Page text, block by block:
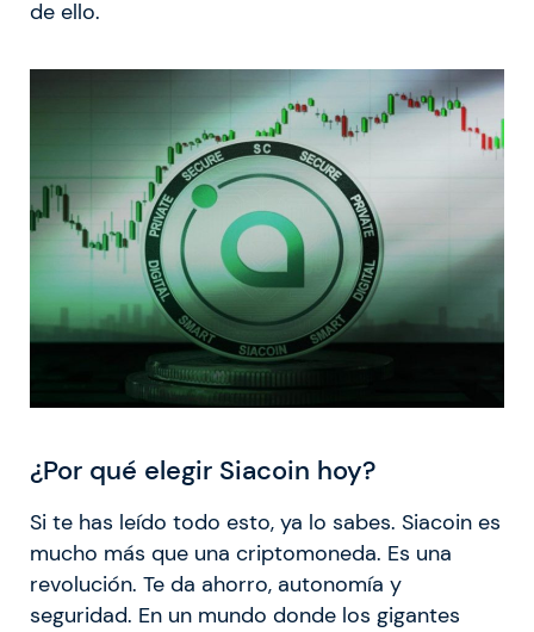
de ello.
¿Por qué elegir Siacoin hoy?
Si te has leído todo esto, ya lo sabes. Siacoin es
mucho más que una criptomoneda. Es una
revolución. Te da ahorro, autonomía y
seguridad. En un mundo donde los gigantes